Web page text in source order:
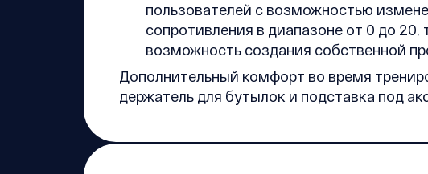
пользователей с возможностью
сопротивления в диапазоне от 0 до 20,
возможность создания собственной
Дополнительный комфорт во время
держатель для бутылок и подставка под